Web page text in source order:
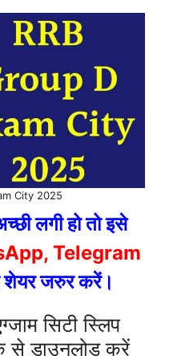
City 2025
लगी हो तो इसे
Telegram
शेयर जरुर करें।
सिटी स्लिप
से डाउनलोड करें